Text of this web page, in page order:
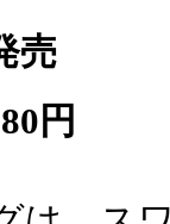
売
円